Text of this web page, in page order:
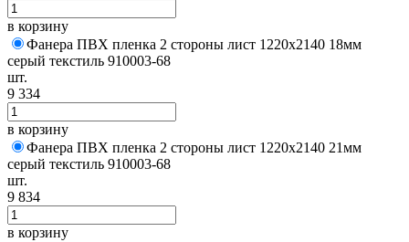
в корзину
Фанера ПВХ пленка 2 стороны лист 1220х2140 18мм
серый текстиль 910003-68
шт.
9 334
в корзину
Фанера ПВХ пленка 2 стороны лист 1220х2140 21мм
серый текстиль 910003-68
шт.
9 834
в корзину